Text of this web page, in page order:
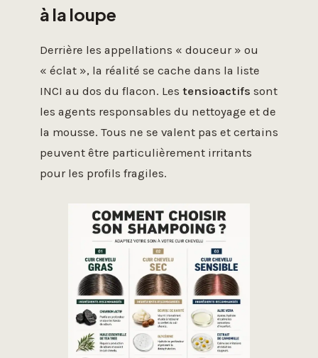
à la loupe
Derrière les appellations « douceur » ou
« éclat », la réalité se cache dans la liste
INCI au dos du flacon. Les tensioactifs sont
les agents responsables du nettoyage et de
la mousse. Tous ne se valent pas et certains
peuvent être particulièrement irritants
pour les profils fragiles.